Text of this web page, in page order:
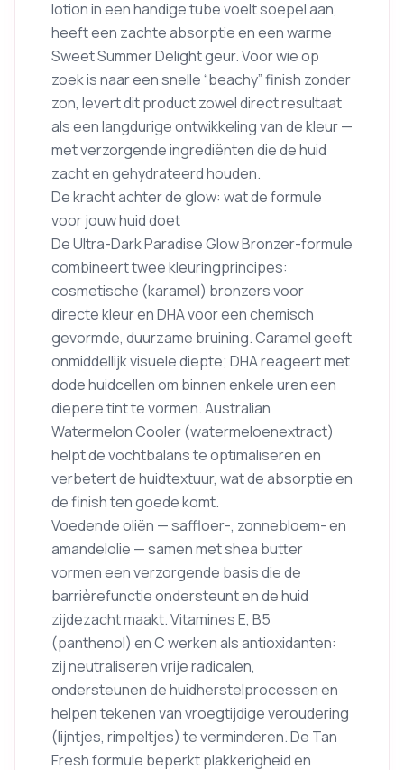
lotion in een handige tube voelt soepel aan,
heeft een zachte absorptie en een warme
Sweet Summer Delight geur. Voor wie op
zoek is naar een snelle “beachy” finish zonder
zon, levert dit product zowel direct resultaat
als een langdurige ontwikkeling van de kleur —
met verzorgende ingrediënten die de huid
zacht en gehydrateerd houden.
De kracht achter de glow: wat de formule
voor jouw huid doet
De Ultra-Dark Paradise Glow Bronzer-formule
combineert twee kleuringprincipes:
cosmetische (karamel) bronzers voor
directe kleur en DHA voor een chemisch
gevormde, duurzame bruining. Caramel geeft
onmiddellijk visuele diepte; DHA reageert met
dode huidcellen om binnen enkele uren een
diepere tint te vormen. Australian
Watermelon Cooler (watermeloenextract)
helpt de vochtbalans te optimaliseren en
verbetert de huidtextuur, wat de absorptie en
de finish ten goede komt.
Voedende oliën — saffloer-, zonnebloem- en
amandelolie — samen met shea butter
vormen een verzorgende basis die de
barrièrefunctie ondersteunt en de huid
zijdezacht maakt. Vitamines E, B5
(panthenol) en C werken als antioxidanten:
zij neutraliseren vrije radicalen,
ondersteunen de huidherstelprocessen en
helpen tekenen van vroegtijdige veroudering
(lijntjes, rimpeltjes) te verminderen. De Tan
Fresh formule beperkt plakkerigheid en